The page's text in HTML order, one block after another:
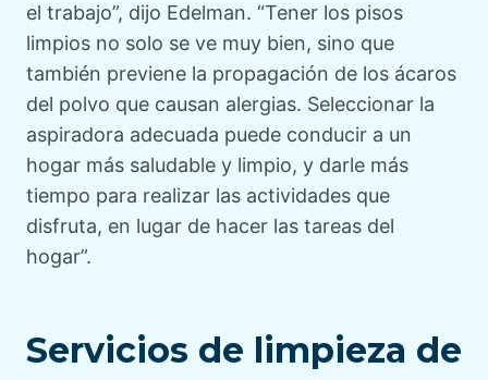
el trabajo”, dijo Edelman. “Tener los pisos
limpios no solo se ve muy bien, sino que
también previene la propagación de los ácaros
del polvo que causan alergias. Seleccionar la
aspiradora adecuada puede conducir a un
hogar más saludable y limpio, y darle más
tiempo para realizar las actividades que
disfruta, en lugar de hacer las tareas del
hogar”.
Servicios de limpieza de